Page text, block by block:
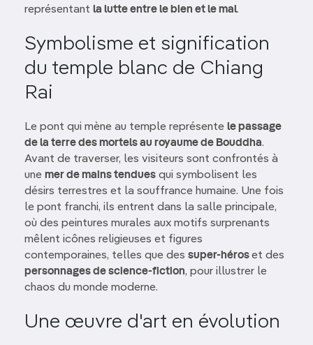
représentant la lutte entre le bien et le mal.
Symbolisme et signification
du temple blanc de Chiang
Rai
Le pont qui mène au temple représente le passage
de la terre des mortels au royaume de Bouddha.
Avant de traverser, les visiteurs sont confrontés à
une mer de mains tendues qui symbolisent les
désirs terrestres et la souffrance humaine. Une fois
le pont franchi, ils entrent dans la salle principale,
où des peintures murales aux motifs surprenants
mêlent icônes religieuses et figures
contemporaines, telles que des super-héroset des
personnages de science-fiction, pour illustrer le
chaos du monde moderne.
Une œuvre d'art en évolution